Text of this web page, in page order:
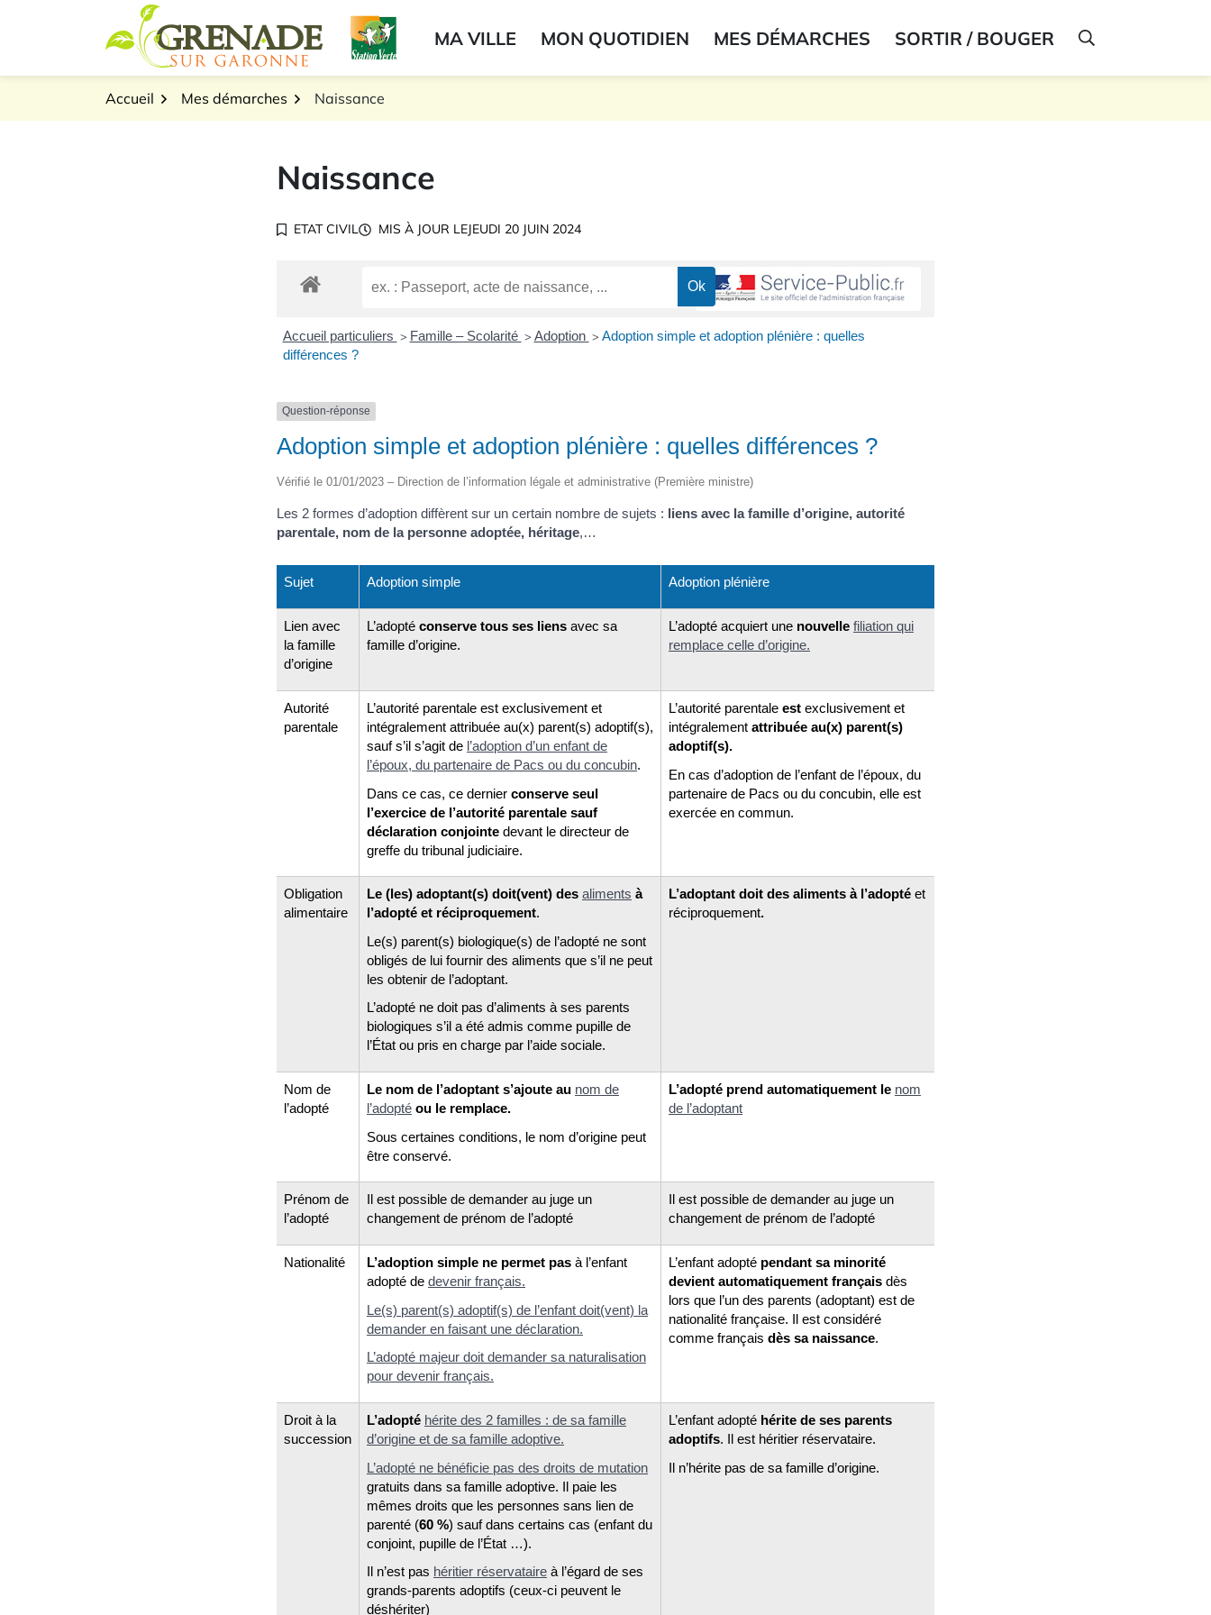
Logo Grenade sur GaronneMA VILLE MON QUOTIDIEN MES DÉMARCHES SORTIR / BOUGER AFFICHER LA
Accueil Mes démarches Naissance
Naissance
ETAT CIVIL MIS À JOUR LEJEUDI 20 JUIN 2024
Accueil particuliers > Famille – Scolarité > Adoption > Adoption simple et adoption plénière : quelles
différences ?
Question-réponse
Adoption simple et adoption plénière : quelles différences ?
Vérifié le 01/01/2023 – Direction de l’information légale et administrative (Première ministre)
Les 2 formes d’adoption diffèrent sur un certain nombre de sujets : liens avec la famille d’origine, autorité
parentale, nom de la personne adoptée, héritage,…
Sujet Adoption simple Adoption plénière
Lien avec
la famille
d’origine
L’adopté conserve tous ses liens avec sa
famille d’origine.
L’adopté acquiert une nouvelle filiation qui
remplace celle d’origine.
Autorité
parentale
L’autorité parentale est exclusivement et
intégralement attribuée au(x) parent(s) adoptif(s),
sauf s’il s’agit de l’adoption d’un enfant de
l’époux, du partenaire de Pacs ou du concubin.
Dans ce cas, ce dernier conserve seul
l’exercice de l’autorité parentale sauf
déclaration conjointe devant le directeur de
greffe du tribunal judiciaire.
L’autorité parentale est exclusivement et
intégralement attribuée au(x) parent(s)
adoptif(s).
En cas d’adoption de l’enfant de l’époux, du
partenaire de Pacs ou du concubin, elle est
exercée en commun.
Obligation
alimentaire
Le (les) adoptant(s) doit(vent) des aliments à
l’adopté et réciproquement.
Le(s) parent(s) biologique(s) de l’adopté ne sont
obligés de lui fournir des aliments que s’il ne peut
les obtenir de l’adoptant.
L’adopté ne doit pas d’aliments à ses parents
biologiques s’il a été admis comme pupille de
l’État ou pris en charge par l’aide sociale.
L’adoptant doit des aliments à l’adopté et
réciproquement.
Nom de
l’adopté
Le nom de l’adoptant s’ajoute au nom de
l’adopté ou le remplace.
Sous certaines conditions, le nom d’origine peut
être conservé.
L’adopté prend automatiquement le nom
de l’adoptant
Prénom de
l’adopté
Il est possible de demander au juge un
changement de prénom de l’adopté
Il est possible de demander au juge un
changement de prénom de l’adopté
Nationalité L’adoption simple ne permet pas à l’enfant
adopté de devenir français.
Le(s) parent(s) adoptif(s) de l’enfant doit(vent) la
demander en faisant une déclaration.
L’adopté majeur doit demander sa naturalisation
pour devenir français.
L’enfant adopté pendant sa minorité
devient automatiquement français dès
lors que l’un des parents (adoptant) est de
nationalité française. Il est considéré
comme français dès sa naissance.
Droit à la
succession
L’adopté hérite des 2 familles : de sa famille
d’origine et de sa famille adoptive.
L’adopté ne bénéficie pas des droits de mutation
gratuits dans sa famille adoptive. Il paie les
mêmes droits que les personnes sans lien de
parenté (60 %) sauf dans certains cas (enfant du
conjoint, pupille de l’État …).
Il n’est pas héritier réservataire à l’égard de ses
grands-parents adoptifs (ceux-ci peuvent le
déshériter)
L’enfant adopté hérite de ses parents
adoptifs. Il est héritier réservataire.
Il n’hérite pas de sa famille d’origine.